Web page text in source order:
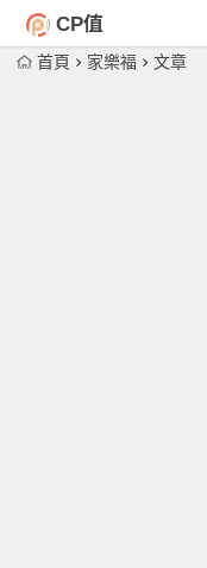
CP值
首頁 家樂福 文章